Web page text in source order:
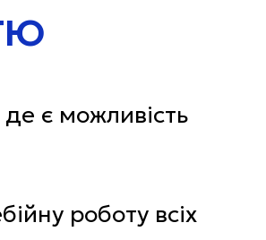
є можливість
роботу всіх